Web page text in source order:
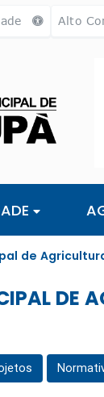
Ir para a busca [alt+3]
Alto
de
DE